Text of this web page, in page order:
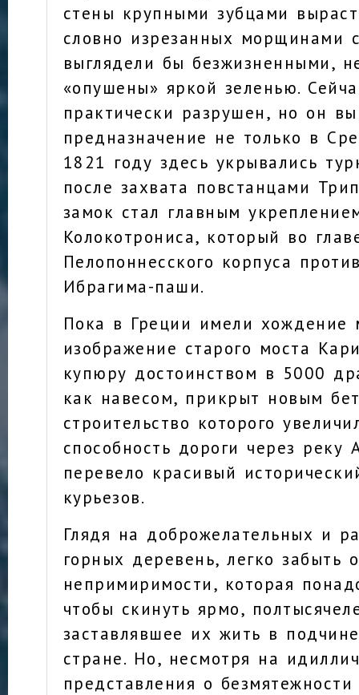
стены крупными зубцами
словно изрезанных морщинами
выглядели бы безжизненными,
«опушены» яркой зеленью.
практически разрушен, но он
предназначение не только в
1821 году здесь укрывались
после захвата повстанцами
замок стал главным
Колокотрониса, который во
Пелопоннесского корпуса
Ибрагима-паши.
Пока в Греции имели хождение
изображение старого моста
купюру достоинством в 5000
как навесом, прикрыт новым
строительство которого
способность дороги через реку
перевело красивый
курьезов.
Глядя на доброжелательных и
горных деревень, легко забыть
непримиримости, которая
чтобы скинуть ярмо,
заставлявшее их жить в
стране. Но, несмотря на
представления о